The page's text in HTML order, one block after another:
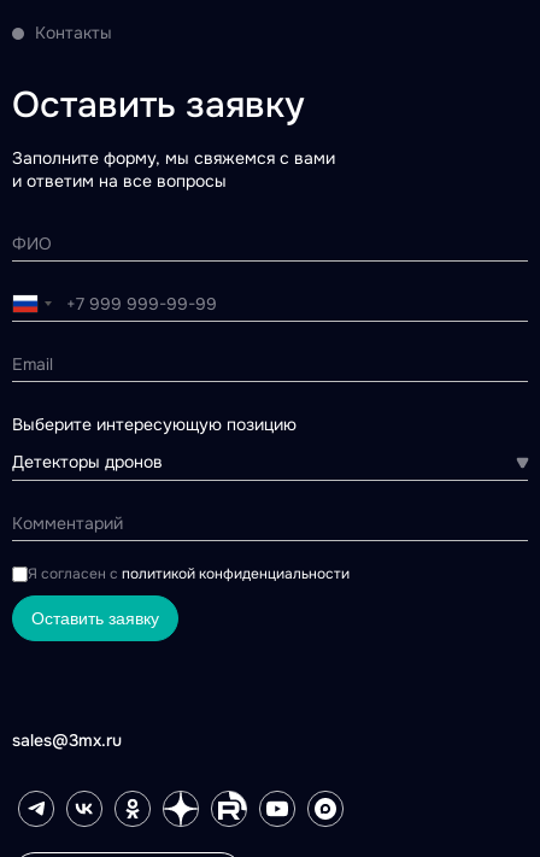
Контакты
sales@3mx.ru
Оставить заявку
Заполните форму, мы свяжемся с вами
и ответим на все вопросы
Выберите интересующую позицию
Детекторы дронов
Я согласен с политикой конфиденциальности
Оставить заявку